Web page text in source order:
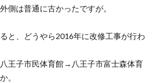
側は普通に古かったですが。
と、どうやら2016年に改修工事が行わ
王子市民体育館→八王子市富士森体育
。